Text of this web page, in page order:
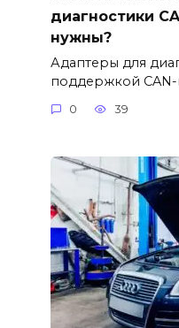
диагностики
нужны?
Адаптеры для
поддержкой
0 39